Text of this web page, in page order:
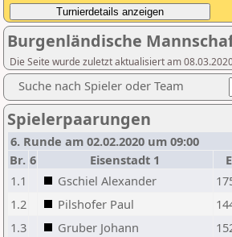
Burgenländische
Die Seite wurde zuletzt aktualisiert am
Suche nach Spieler oder Team
Spielerpaarungen
6. Runde am 02.02.2020 um 09:00
Br. 6 Eisenstadt 1
1.1
Gschiel Alexander
1.2
Pilshofer Paul
1.3
Gruber Johann